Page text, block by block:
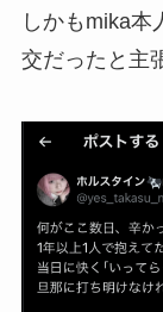
しかもmika本
交だったと主